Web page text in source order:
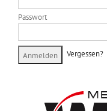
Passwort
Vergessen?